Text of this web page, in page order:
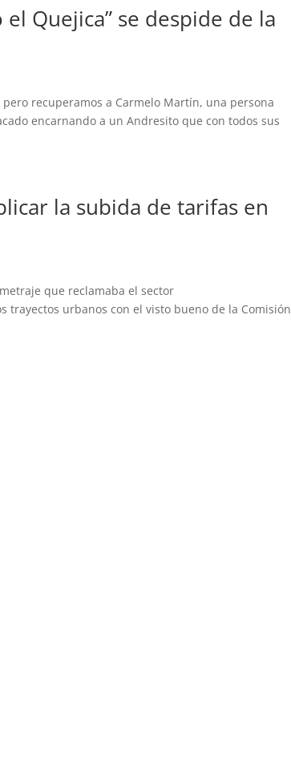
Quejica” se despide de la
recuperamos a Carmelo Martín, una persona
encarnando a un Andresito que con todos sus
la subida de tarifas en
que reclamaba el sector
trayectos urbanos con el visto bueno de la Comisión